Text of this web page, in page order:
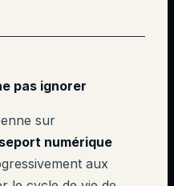
pas ignorer
sur
numérique
aux